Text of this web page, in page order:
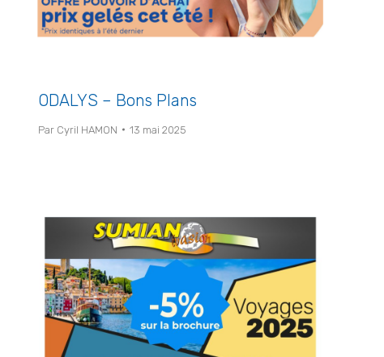
ODALYS – Bons Plans
Par Cyril HAMON 13 mai 2025